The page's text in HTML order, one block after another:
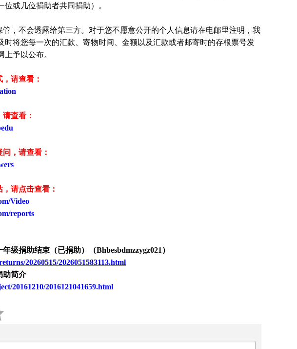
或几位捐助者共同捐助）。
，不会透露给第三方。对于您不愿意公开的个人信息请在电邮里注明，我
时将您每一次的汇款、寄物时间、金额以及汇款或者邮寄时的存根票号发
予以公布。
请查看：
请查看 ：
问，请查看 ：
请点击查看：
Video
reports
级捐助结束（已捐助）（Bhbesbdmzzygz021 ）
20260515/2026051583113.html
助简介
20161210/2016121041659.html